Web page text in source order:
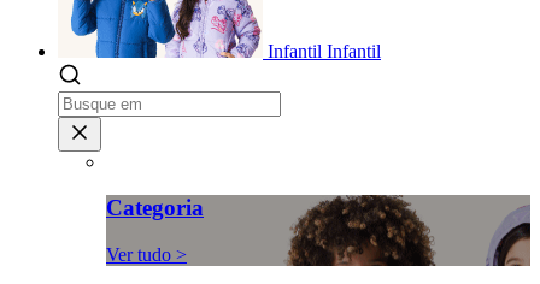
Infantil Infantil
Categoria
Ver tudo >